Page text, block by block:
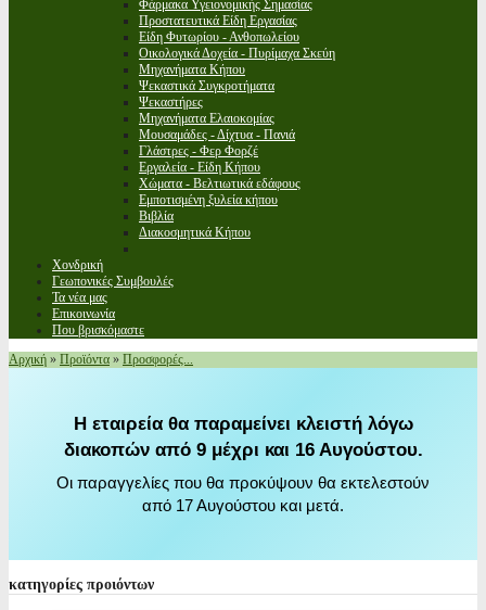
Φάρμακα Υγειονομικής Σημασίας
Προστατευτικά Είδη Εργασίας
Είδη Φυτωρίου - Ανθοπωλείου
Οικολογικά Δοχεία - Πυρίμαχα Σκεύη
Μηχανήματα Κήπου
Ψεκαστικά Συγκροτήματα
Ψεκαστήρες
Μηχανήματα Ελαιοκομίας
Μουσαμάδες - Δίχτυα - Πανιά
Γλάστρες - Φερ Φορζέ
Εργαλεία - Είδη Κήπου
Χώματα - Βελτιωτικά εδάφους
Εμποτισμένη ξυλεία κήπου
Βιβλία
Διακοσμητικά Κήπου
Χονδρική
Γεωπονικές Συμβουλές
Τα νέα μας
Επικοινωνία
Που βρισκόμαστε
Αρχική » Προϊόντα » Προσφορές...
Η εταιρεία θα παραμείνει κλειστή λόγω
διακοπών από 9 μέχρι και 16 Αυγούστου.
Οι παραγγελίες που θα προκύψουν θα εκτελεστούν
από 17 Αυγούστου και μετά.
κατηγορίες προιόντων